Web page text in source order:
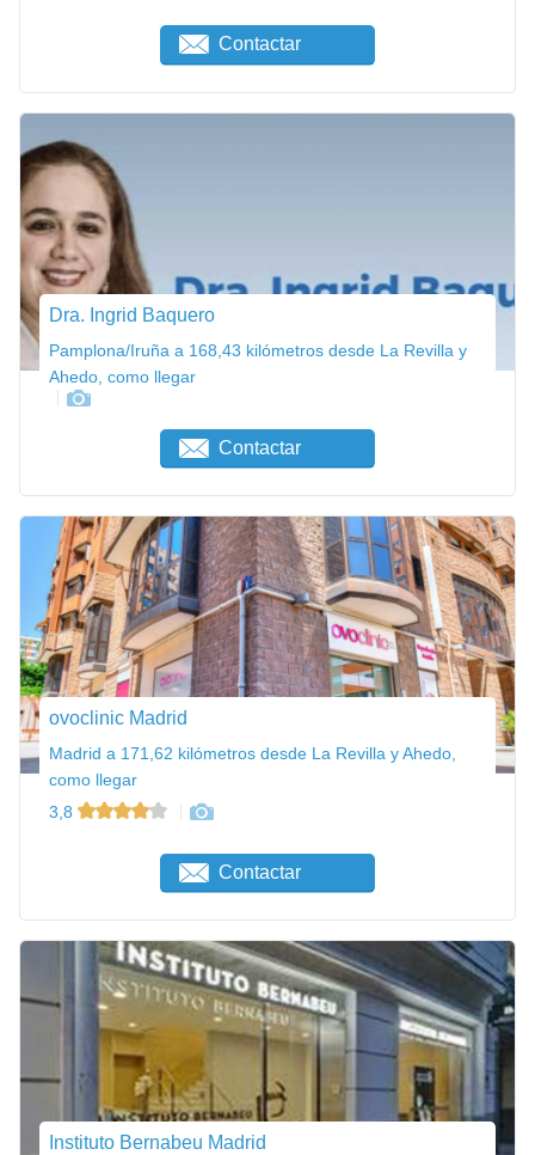
Contactar
Dra. Ingrid Baquero
Pamplona/Iruña a 168,43 kilómetros desde La Revilla y
Ahedo, como llegar
Contactar
ovoclinic Madrid
Madrid a 171,62 kilómetros desde La Revilla y Ahedo,
como llegar
3,8
Contactar
Instituto Bernabeu Madrid